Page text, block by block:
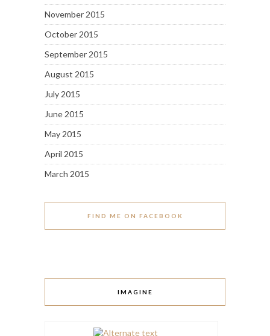
November 2015
October 2015
September 2015
August 2015
July 2015
June 2015
May 2015
April 2015
March 2015
FIND ME ON FACEBOOK
IMAGINE